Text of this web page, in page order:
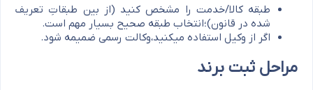
طبقه کالا/خدمت را مشخص کنید (از بین طبقاتِ تعریف
شده در قانون)؛انتخاب طبقه صحیح بسیار مهم است.
اگر از وکیل استفاده میکنید،وکالت رسمی ضمیمه شود.
مراحل ثبت برند